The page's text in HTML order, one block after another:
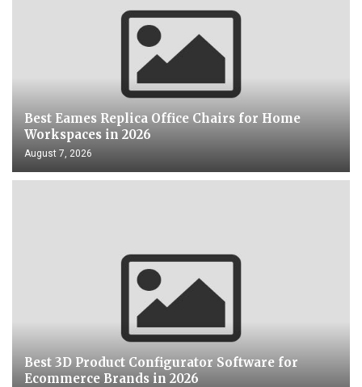
Best Eames Replica Office Chairs for Home
Workspaces in 2026
August 7, 2026
Best 3D Product Configurator Software for
Ecommerce Brands in 2026